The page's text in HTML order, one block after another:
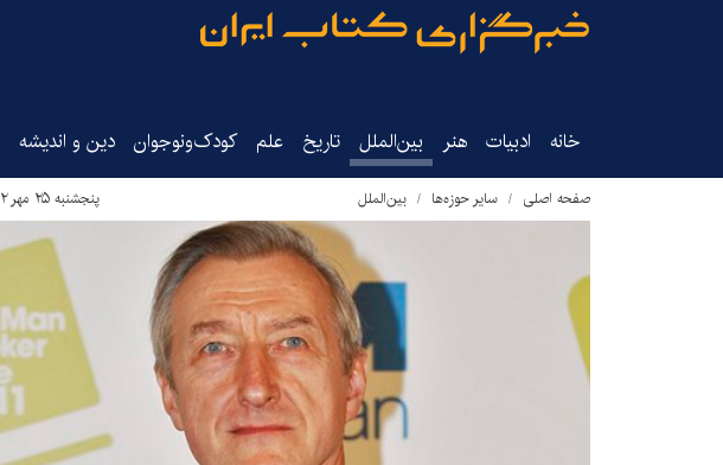
خانه ادبیات هنر بین‌الملل تاریخ‌ علم کودک‌ونوجوان دین و اندیشه
صفحه اصلی سایر حوزه‌ها بین‌الملل پنجشنبه ۲۵ مهر ۱۳۹۲ - ۱۰:۱۰